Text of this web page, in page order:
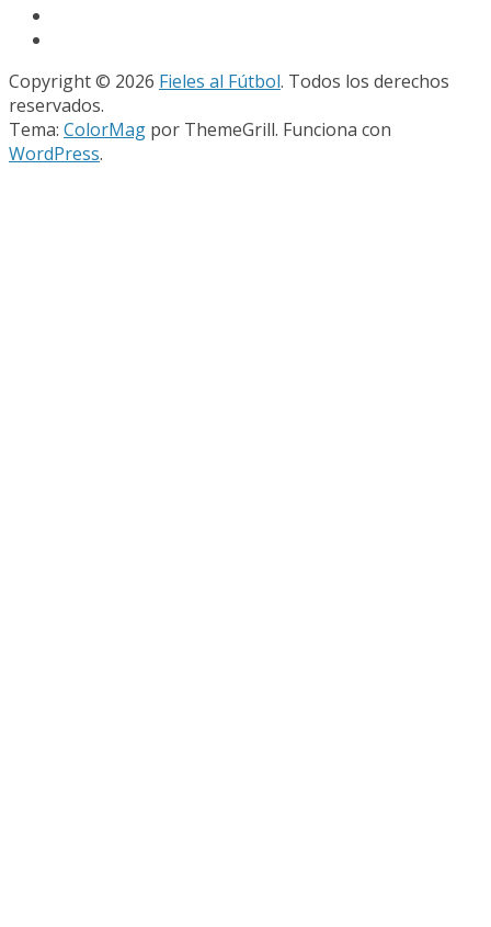
Copyright © 2026 Fieles al Fútbol. Todos los derechos
reservados.
Tema: ColorMag por ThemeGrill. Funciona con
WordPress.